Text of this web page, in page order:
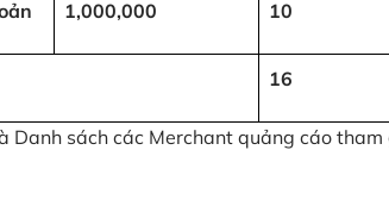
1,000,000 10
16
Danh sách các Merchant quảng cáo